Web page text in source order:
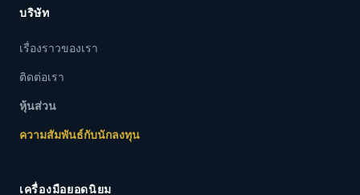
บริษัท
เรื่องราวของเรา
ติดต่อเรา
หุ้นส่วน
ความสัมพันธ์กับนักลงทุน
เครื่องมือยอดนิยม